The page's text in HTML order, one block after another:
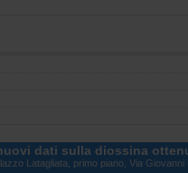
dati sulla diossina
Latagliata, primo piano, Via